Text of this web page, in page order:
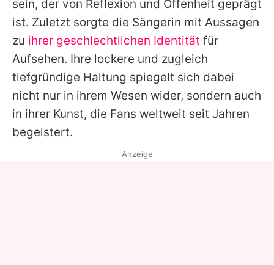
sein, der von Reflexion und Offenheit geprägt
ist. Zuletzt sorgte die Sängerin mit Aussagen
zu ihrer geschlechtlichen Identität für
Aufsehen. Ihre lockere und zugleich
tiefgründige Haltung spiegelt sich dabei
nicht nur in ihrem Wesen wider, sondern auch
in ihrer Kunst, die Fans weltweit seit Jahren
begeistert.
Anzeige